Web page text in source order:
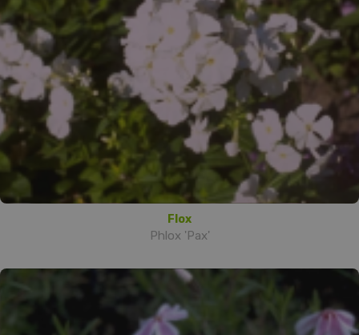
Flox
Phlox 'Pax'